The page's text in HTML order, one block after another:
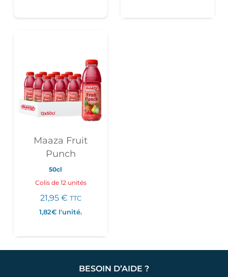
Maaza Fruit
Punch
50cl
Colis de 12 unités
21,95 € TTC
1,82€ l'unité.
BESOIN D’AIDE ?